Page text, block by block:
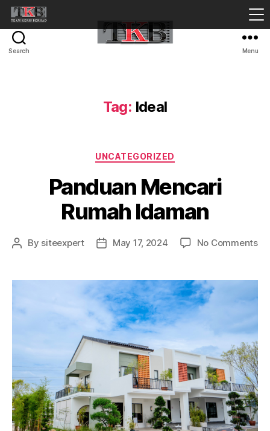
Search Menu
Tag: Ideal
Categories
UNCATEGORIZED
Panduan Mencari
Rumah Idaman
Post
By siteexpert
PostMay 17, 2024 No Commentson